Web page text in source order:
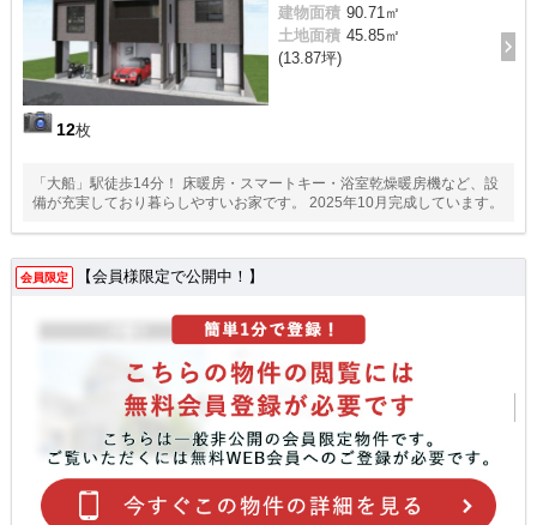
12枚
建物面積 90.71㎡
土地面積 45.85㎡
(13.87坪)
「大船」駅徒歩14分！ 床暖房・スマートキー・浴室乾燥暖房機など、設
備が充実しており暮らしやすいお家です。 2025年10月完成しています。
会員限定 【会員様限定で公開中！】